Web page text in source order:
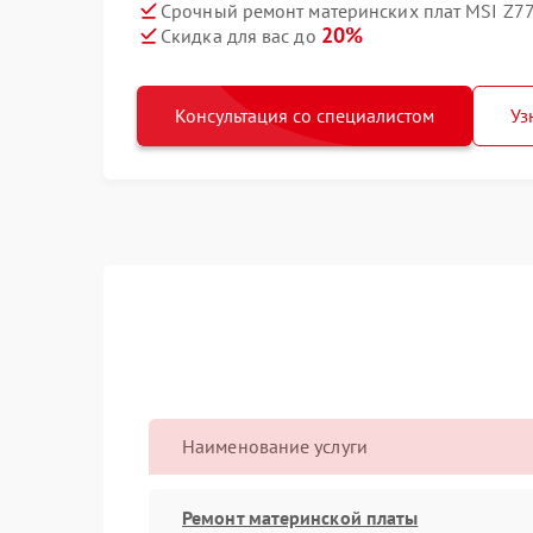
Срочный ремонт материнских плат MSI
Скидка для вас до 20%
Консультация со специалистом
Наименование услуги
Ремонт материнской платы